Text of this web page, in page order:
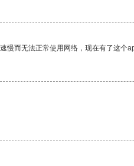
而无法正常使用网络，现在有了这个